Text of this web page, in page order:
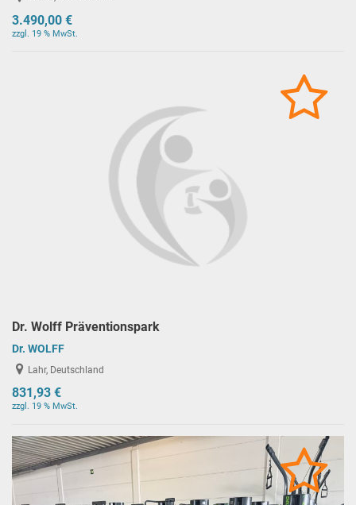
3.490,00 €
zzgl. 19 % MwSt.
Dr. Wolff Präventionspark
Dr. WOLFF
Lahr, Deutschland
831,93 €
zzgl. 19 % MwSt.